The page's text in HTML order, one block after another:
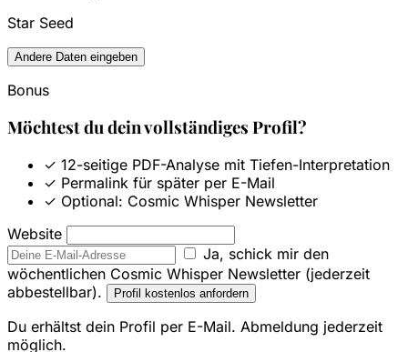
Star Seed
Andere Daten eingeben
Bonus
Möchtest du dein vollständiges Profil?
✓ 12-seitige PDF-Analyse mit Tiefen-Interpretation
✓ Permalink für später per E-Mail
✓ Optional: Cosmic Whisper Newsletter
Website
Ja, schick mir den
wöchentlichen Cosmic Whisper Newsletter (jederzeit
abbestellbar).
Profil kostenlos anfordern
Du erhältst dein Profil per E-Mail. Abmeldung jederzeit
möglich.